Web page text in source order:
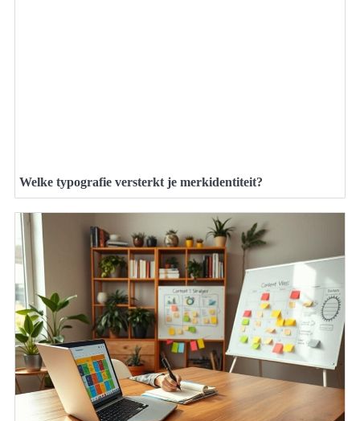
Welke typografie versterkt je merkidentiteit?